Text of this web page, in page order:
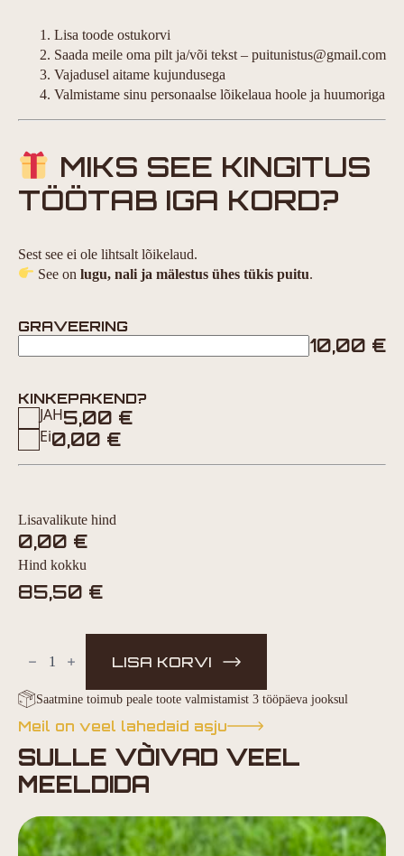
Lisa toode ostukorvi
Saada meile oma pilt ja/või tekst – puitunistus@gmail.com
Vajadusel aitame kujundusega
Valmistame sinu personaalse lõikelaua hoole ja huumoriga
MIKS SEE KINGITUS
TÖÖTAB IGA KORD?
Sest see ei ole lihtsalt lõikelaud.
See onlugu, nali ja mälestus ühes tükis puitu.
GRAVEERING
10,00 €
KINKEPAKEND?
JAH5,00 €
Ei0,00 €
Lisavalikute hind
0,00 €
Hind kokku
85,50 €
PersonaalneLõikelaud
kogus LISA KORVI
Saatmine toimub peale toote valmistamist 3 tööpäeva jooksul
Meil on veel lahedaid asju
SULLE VÕIVAD VEEL
MEELDIDA